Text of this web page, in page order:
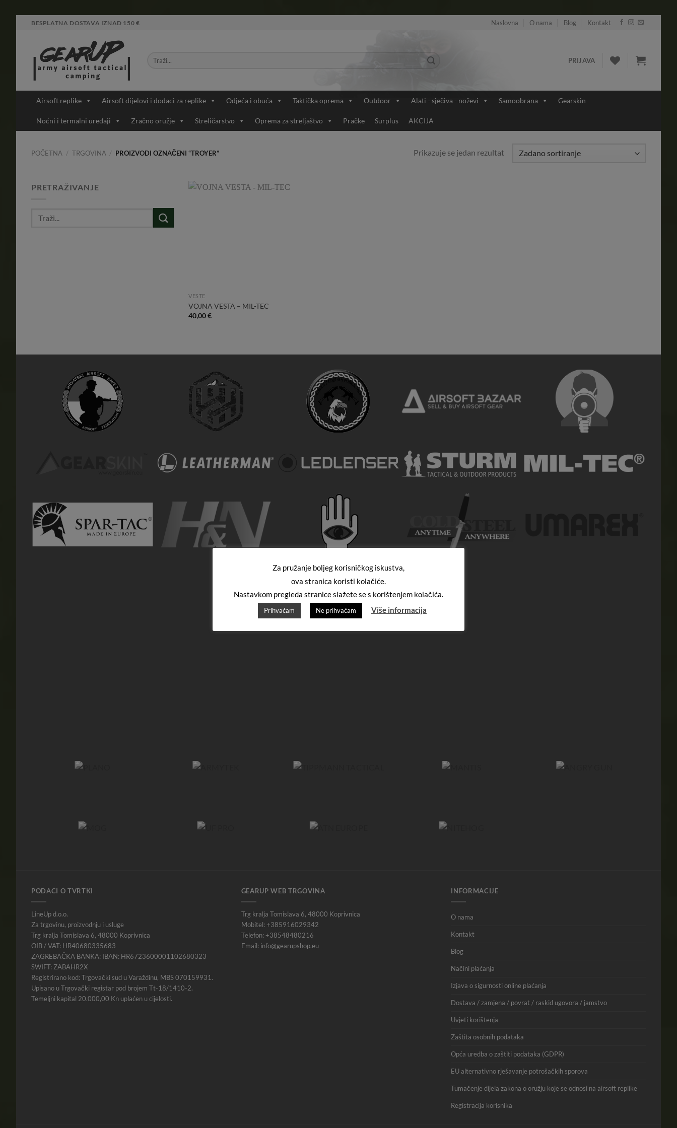
BESPLATNA DOSTAVA IZNAD 150 € Naslovna O nama Blog Kontakt
PRIJAVA
Airsoft replike Airsoft dijelovi i dodaci za replike Odjeća i obuća Taktička oprema Outdoor Alati - sječiva - noževi Samoobrana Gearskin
Noćni i termalni uređaji Zračno oružje Streličarstvo Oprema za streljaštvo Pračke Surplus AKCIJA
POČETNA / TRGOVINA / PROIZVODI OZNAČENI “TROYER” Prikazuje se jedan rezultat
PRETRAŽIVANJE
VESTE
VOJNA VESTA – MIL-TEC
40,00€
PODACI O TVRTKI
LineUp d.o.o.
Za trgovinu, proizvodnju i usluge
Trg kralja Tomislava 6, 48000 Koprivnica
OIB / VAT: HR40680335683
ZAGREBAČKA BANKA: IBAN: HR6723600001102680323
SWIFT: ZABAHR2X
Registrirano kod: Trgovački sud u Varaždinu, MBS 070159931.
Upisano u Trgovački registar pod brojem Tt-18/1410-2.
Temeljni kapital 20.000,00 Kn uplaćen u cijelosti.
GEARUP WEB TRGOVINA
Trg kralja Tomislava 6, 48000 Koprivnica
Mobitel: +385916029342
Telefon: +38548480216
Email: info@gearupshop.eu
INFORMACIJE
O nama
Kontakt
Blog
Načini plaćanja
Izjava o sigurnosti online plaćanja
Dostava / zamjena / povrat / raskid ugovora / jamstvo
Uvjeti korištenja
Zaštita osobnih podataka
Opća uredba o zaštiti podataka (GDPR)
EU alternativno rješavanje potrošačkih sporova
Tumačenje dijela zakona o oružju koje se odnosi na airsoft replike
Registracija korisnika
Za pružanje boljeg korisničkog iskustva,
ova stranica koristi kolačiće.
Nastavkom pregleda stranice slažete se s korištenjem kolačića.
Prihvaćam Ne prihvaćam Više informacija